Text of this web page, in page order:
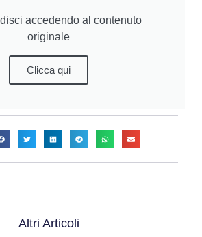
accedendo al contenuto
originale
Clicca qui
Altri Articoli